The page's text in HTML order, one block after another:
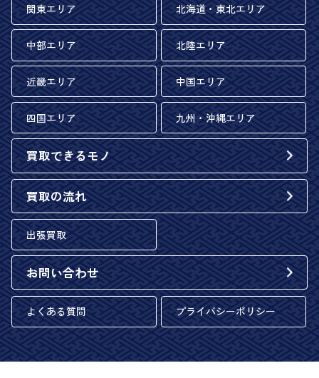
関東エリア 北海道・東北エリア
中部エリア 北陸エリア
近畿エリア 中国エリア
四国エリア 九州・沖縄エリア
買取できるモノ
買取の流れ
出張買取
お問い合わせ
よくある質問 プライバシーポリシー